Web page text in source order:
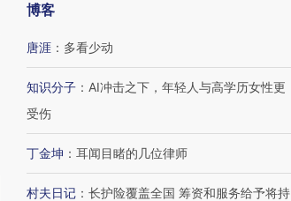
博客
唐涯 ： 多看少动
知识分子 ： AI冲击之下，年轻人与高学历女性更
受伤
丁金坤 ： 耳闻目睹的几位律师
村夫日记 ： 长护险覆盖全国 筹资和服务给予将持